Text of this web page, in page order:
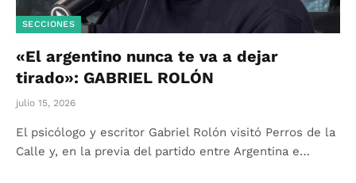
SECCIONES
«El argentino nunca te va a dejar
tirado»: GABRIEL ROLÓN
julio 15, 2026
El psicólogo y escritor Gabriel Rolón visitó Perros de la
Calle y, en la previa del partido entre Argentina e…